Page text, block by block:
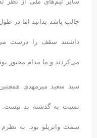
داشتند سقف را درست
می‌کردند و ما مدام مجبور
سید سعید میرمهدی
نسبت به گذشته بد نیست.
سمت واترپلو بود. به نظرم